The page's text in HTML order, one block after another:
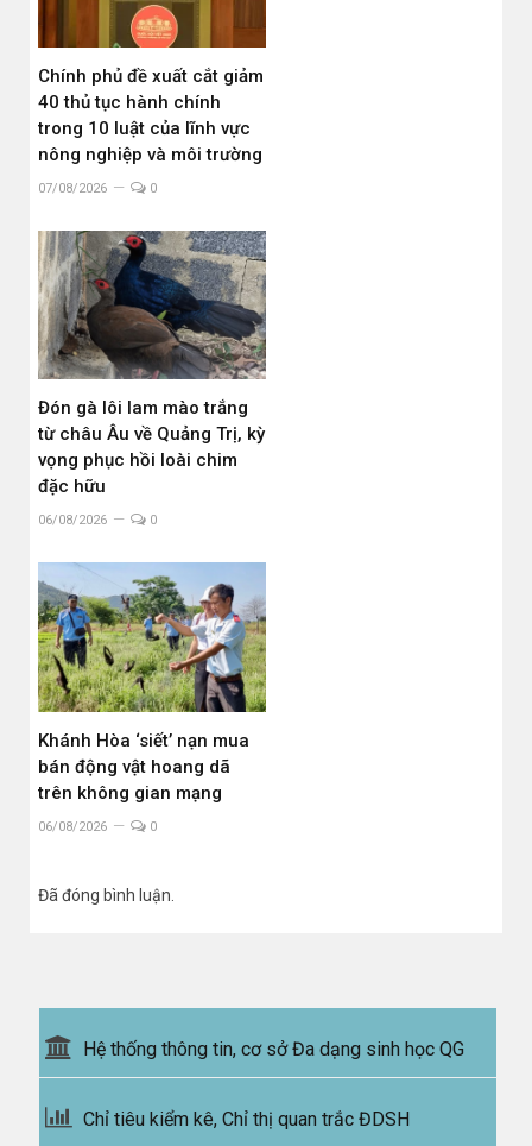
Chính phủ đề xuất cắt giảm
40 thủ tục hành chính
trong 10 luật của lĩnh vực
nông nghiệp và môi trường
07/08/2026 0
Đón gà lôi lam mào trắng
từ châu Âu về Quảng Trị, kỳ
vọng phục hồi loài chim
đặc hữu
06/08/2026 0
Khánh Hòa ‘siết’ nạn mua
bán động vật hoang dã
trên không gian mạng
06/08/2026 0
Đã đóng bình luận.
Hệ thống thông tin, cơ sở Đa dạng sinh học QG
Chỉ tiêu kiểm kê, Chỉ thị quan trắc ĐDSH